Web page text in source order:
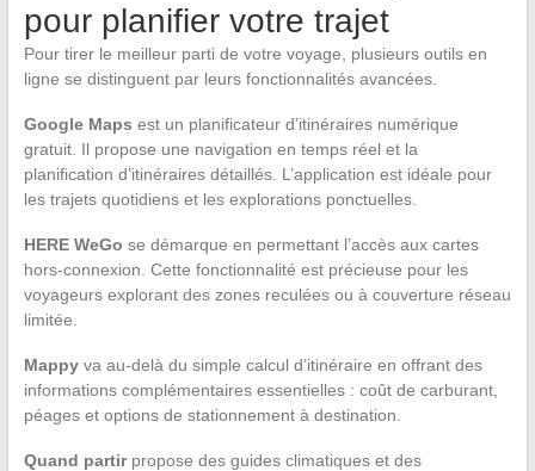
pour planifier votre trajet
Pour tirer le meilleur parti de votre voyage, plusieurs outils en
ligne se distinguent par leurs fonctionnalités avancées.
Google Maps est un planificateur d’itinéraires numérique
gratuit. Il propose une navigation en temps réel et la
planification d’itinéraires détaillés. L’application est idéale pour
les trajets quotidiens et les explorations ponctuelles.
HERE WeGo se démarque en permettant l’accès aux cartes
hors-connexion. Cette fonctionnalité est précieuse pour les
voyageurs explorant des zones reculées ou à couverture réseau
limitée.
Mappyva au-delà du simple calcul d’itinéraire en offrant des
informations complémentaires essentielles : coût de carburant,
péages et options de stationnement à destination.
Quand partirpropose des guides climatiques et des